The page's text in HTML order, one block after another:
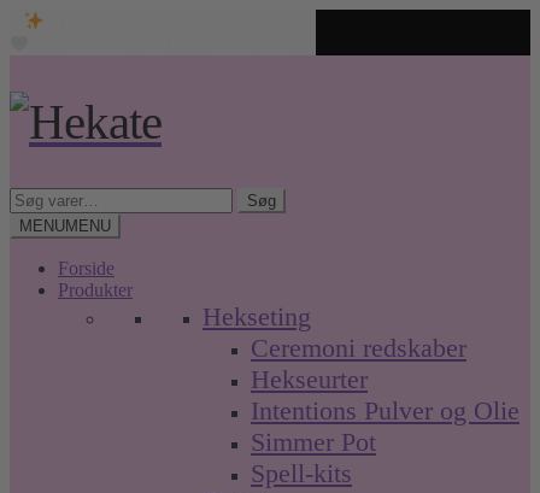
navigation
indhold
Søg
efter:
Søg
MENUMENU
Forside
Produkter
Hekseting
Ceremoni redskaber
Hekseurter
Intentions Pulver og Olie
Simmer Pot
Spell-kits